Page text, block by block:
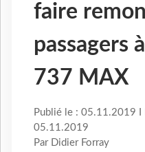
faire
passagers
737 MAX
Publié le : 05.11.2019 I
05.11.2019
Par Didier Forray